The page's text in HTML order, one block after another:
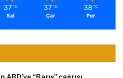
37 ℃
Sal
37 ℃
Çar
38 ℃
Per